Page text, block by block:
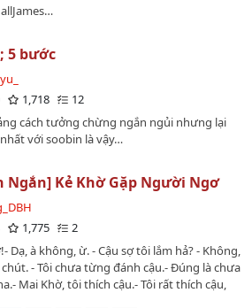
5 bước
1,718
12
cách tưởng chừng ngắn ngủi nhưng lại
với soobin là vậy…
Ngắn] Kẻ Khờ Gặp Người Ngơ
1,775
2
Dạ, à không, ừ. - Cậu sợ tôi lắm hả? - Không,
- Tôi chưa từng đánh cậu.- Đúng là chưa
Mai Khờ, tôi thích cậu.- Tôi rất thích cậu,